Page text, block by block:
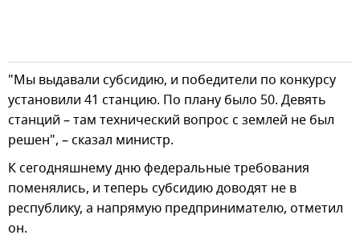
"Мы выдавали субсидию, и победители по конкурсу
установили 41 станцию. По плану было 50. Девять
станций – там технический вопрос с землей не был
решен", – сказал министр.
К сегодняшнему дню федеральные требования
поменялись, и теперь субсидию доводят не в
республику, а напрямую предпринимателю, отметил
он.